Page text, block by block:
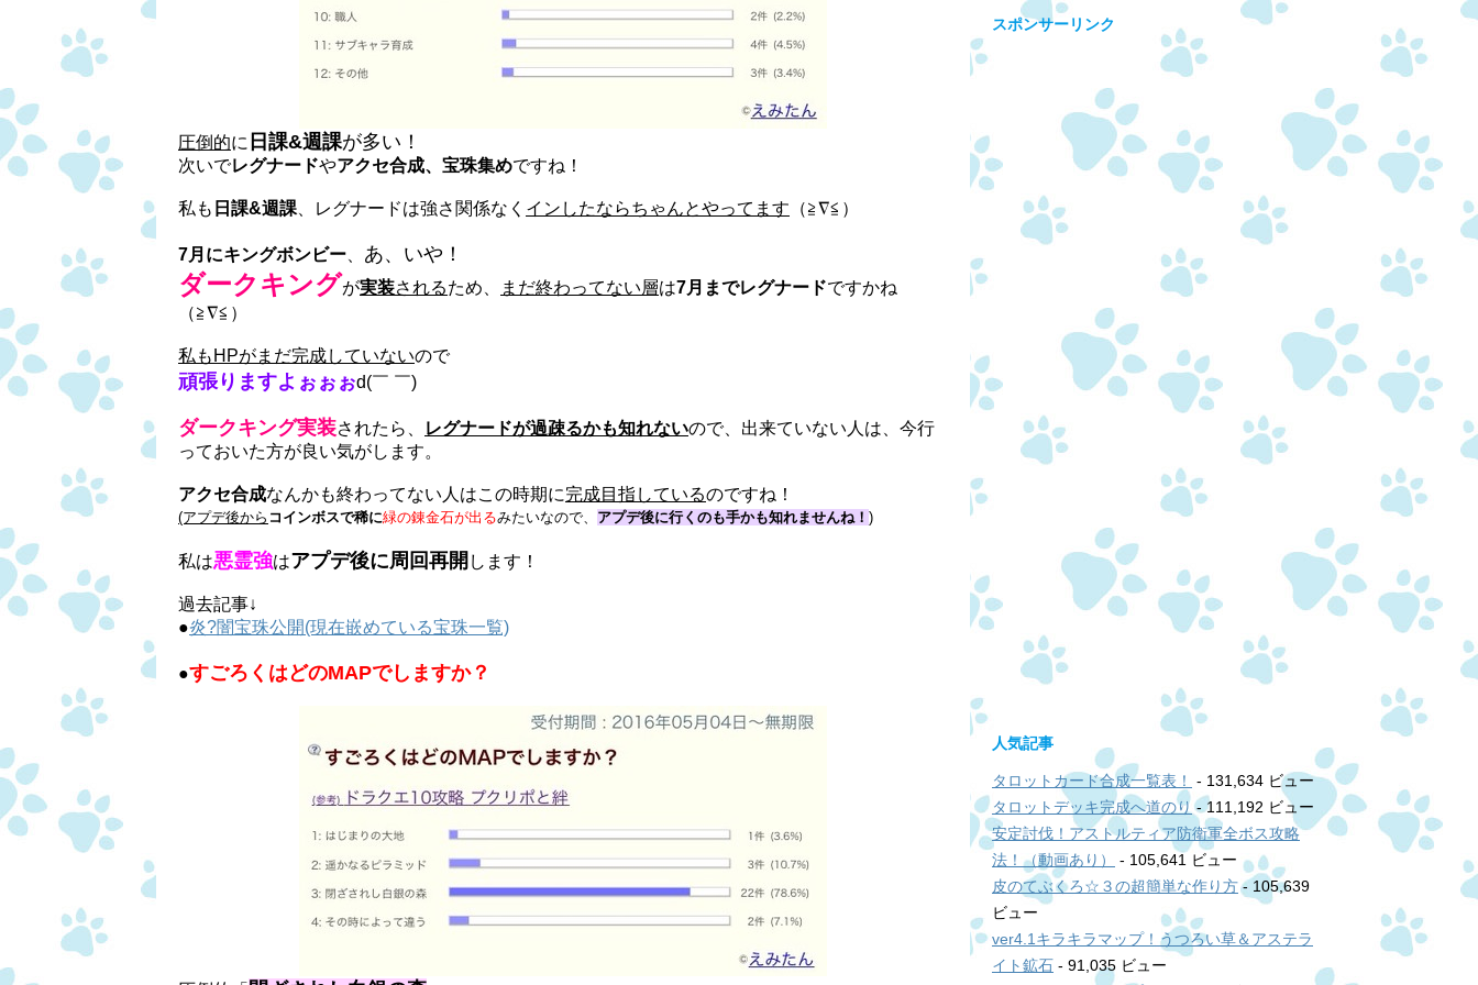
圧倒的に 日課&週課が多い！
次いでレグナードやアクセ合成、宝珠集めですね！
私も 日課&週課 、レグナードは強さ関係なく インしたならちゃんとやってます （≧∇≦）
7月にキングボンビー あ、いや！
ダークキングが実装されるため、 まだ終わってない層は7月までレグナードですかね
（≧∇≦）
私もHPがまだ完成していないので
頑張りますよぉぉぉd(￣ ￣)
ダークキング実装されたら、 レグナードが過疎るかも知れないので、出来ていない人は、今行
っておいた方が良い気がします。
アクセ合成なんかも終わってない人はこの時期に完成目指しているのですね！
(アプデ後から コインボスで稀に緑の錬金石が出るみたいなので、 アプデ後に行くのも手かも知れませんね！ )
私は悪霊強はアプデ後に周回再開 します！
過去記事↓
●炎?闇宝珠公開(現在嵌めている宝珠一覧)
●すごろくはどのMAPでしますか？
スポンサーリンク
人気記事
タロットカード合成一覧表！
- 131,634 ビュー
タロットデッキ完成へ道のり - 111,192 ビュー
安定討伐！アストルティア防衛軍全ボス攻略
法！（動画あり）
- 105,641 ビュー
皮のてぶくろ☆３の超簡単な作り方- 105,639
ビュー
ver4.1キラキラマップ！うつろい草＆アステラ
イト鉱石 - 91,035 ビュー